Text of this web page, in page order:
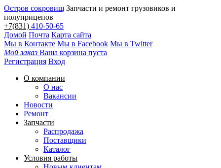
Остров сокровищ Запчасти и ремонт грузовиков и
полуприцепов
+7(831) 410-50-65
Домой Почта Карта сайта
Мы в Контакте Мы в Facebook Мы в Twitter
Мой заказ Ваша корзина пуста
Регистрация Вход
О компании
О нас
Вакансии
Новости
Ремонт
Запчасти
Распродажа
Поставщики
Каталог
Условия работы